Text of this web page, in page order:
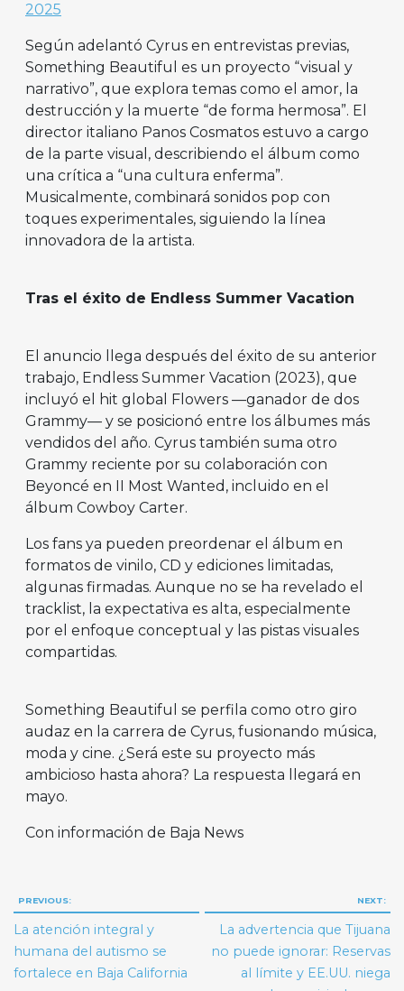
2025
Según adelantó Cyrus en entrevistas previas,
Something Beautiful es un proyecto “visual y
narrativo”, que explora temas como el amor, la
destrucción y la muerte “de forma hermosa”. El
director italiano Panos Cosmatos estuvo a cargo
de la parte visual, describiendo el álbum como
una crítica a “una cultura enferma”.
Musicalmente, combinará sonidos pop con
toques experimentales, siguiendo la línea
innovadora de la artista.
Tras el éxito de Endless Summer Vacation
El anuncio llega después del éxito de su anterior
trabajo, Endless Summer Vacation (2023), que
incluyó el hit global Flowers —ganador de dos
Grammy— y se posicionó entre los álbumes más
vendidos del año. Cyrus también suma otro
Grammy reciente por su colaboración con
Beyoncé en II Most Wanted, incluido en el
álbum Cowboy Carter.
Los fans ya pueden preordenar el álbum en
formatos de vinilo, CD y ediciones limitadas,
algunas firmadas. Aunque no se ha revelado el
tracklist, la expectativa es alta, especialmente
por el enfoque conceptual y las pistas visuales
compartidas.
Something Beautiful se perfila como otro giro
audaz en la carrera de Cyrus, fusionando música,
moda y cine. ¿Será este su proyecto más
ambicioso hasta ahora? La respuesta llegará en
mayo.
Con información de Baja News
Navegación
de
entradas
PREVIOUS:
La atención integral y
humana del autismo se
fortalece en Baja California
NEXT:
La advertencia que Tijuana
no puede ignorar: Reservas
al límite y EE.UU. niega